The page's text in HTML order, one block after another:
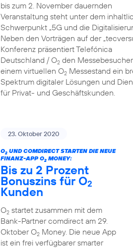
bis zum 2. November dauernden
Veranstaltung steht unter dem
Schwerpunkt „5G und die
Neben den Vorträgen auf der
Konferenz präsentiert Telefónica
Deutschland / O2den
einem virtuellen O2Messestand ein
Spektrum digitaler Lösungen und
für Privat- und Geschäftskunden.
23. Oktober 2020
O2UND COMDIRECT STARTEN DIE NEUE
FINANZ-APP O2MONEY:
Bis zu 2 Prozent
Bonuszins für O2
Kunden
O2startet zusammen mit dem
Bank-Partner comdirect am 29.
Oktober O2Money. Die neue App
ist ein frei verfügbarer smarter